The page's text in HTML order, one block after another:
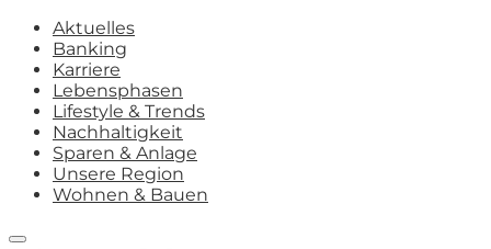
Aktuelles
Banking
Karriere
Lebensphasen
Lifestyle & Trends
Nachhaltigkeit
Sparen & Anlage
Unsere Region
Wohnen & Bauen